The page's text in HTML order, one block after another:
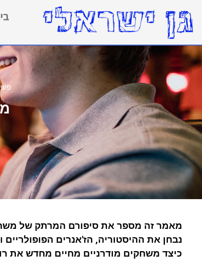
מאמר זה מספר את סיפורם המרתק של
נבחן את ההיסטוריה, הז'אנרים
כיצד משחקים מודרניים מחיים מחדש את